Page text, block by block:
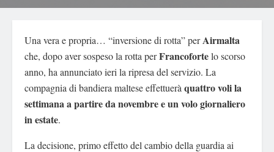
Una vera e propria… “inversione di rotta” perAirmalta
che, dopo aver sospeso la rotta perFrancofortelo scorso
anno, ha annunciato ieri la ripresa del servizio. La
compagnia di bandiera maltese effettuerà quattro voli la
settimana a partire da novembre e un volo giornaliero
in estate.
La decisione, primo effetto del cambio della guardia ai